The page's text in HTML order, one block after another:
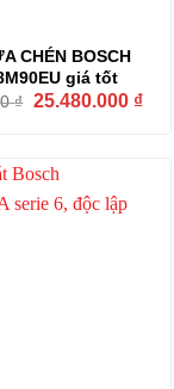
CHÉN BOSCH
giá tốt
₫ Giá
25.480.000 ₫Giá